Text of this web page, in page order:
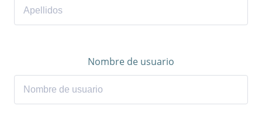
Nombre de usuario